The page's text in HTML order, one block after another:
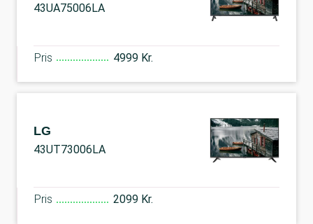
43UA75006LA
Pris 4999 Kr.
LG
43UT73006LA
Pris 2099 Kr.